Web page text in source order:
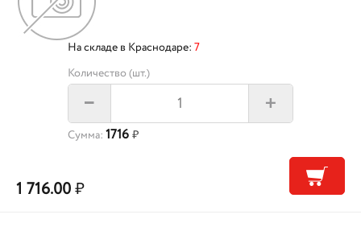
На складе в Краснодаре: 7
Количество (шт.)
– +
Сумма: 1716 ₽
1 716.00₽